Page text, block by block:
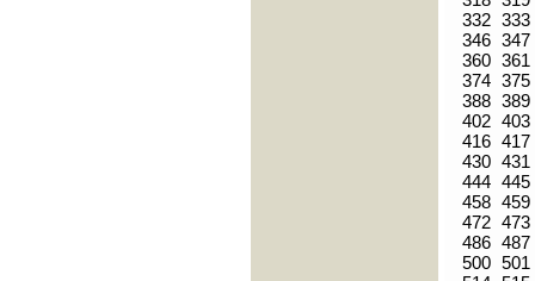
332 333
346 347
360 361
374 375
388 389
402 403
416 417
430 431
444 445
458 459
472 473
486 487
500 501